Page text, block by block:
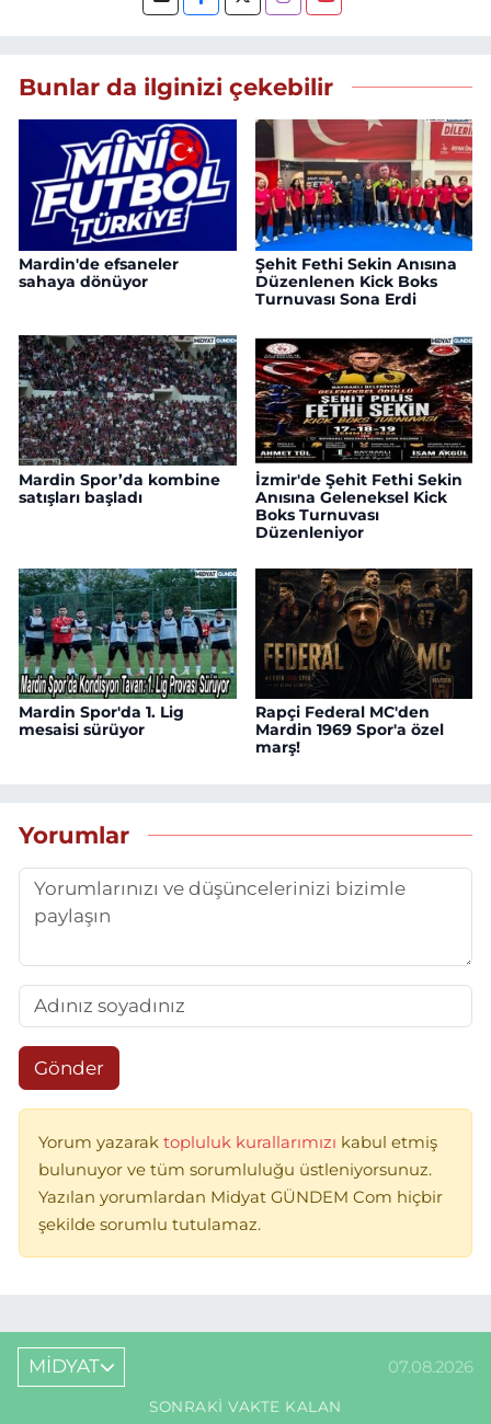
Bunlar da ilginizi çekebilir
Mardin'de efsaneler
sahaya dönüyor
Şehit Fethi Sekin Anısına
Düzenlenen Kick Boks
Turnuvası Sona Erdi
Mardin Spor’da kombine
satışları başladı
İzmir'de Şehit Fethi Sekin
Anısına Geleneksel Kick
Boks Turnuvası
Düzenleniyor
Mardin Spor'da 1. Lig
mesaisi sürüyor
Rapçi Federal MC'den
Mardin 1969 Spor'a özel
marş!
Yorumlar
Gönder
Yorum yazarak topluluk kurallarımızı kabul etmiş
bulunuyor ve tüm sorumluluğu üstleniyorsunuz.
Yazılan yorumlardan Midyat GÜNDEM Com hiçbir
şekilde sorumlu tutulamaz.
MİDYAT 07.08.2026
SONRAKI VAKTE KALAN